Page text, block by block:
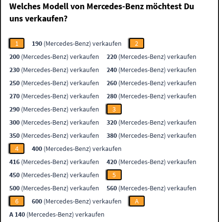
Welches Modell von Mercedes-Benz möchtest Du
uns verkaufen?
1 190 (Mercedes-Benz) verkaufen
2
200 (Mercedes-Benz) verkaufen 220 (Mercedes-Benz) verkaufen
230 (Mercedes-Benz) verkaufen 240 (Mercedes-Benz) verkaufen
250 (Mercedes-Benz) verkaufen 260 (Mercedes-Benz) verkaufen
270 (Mercedes-Benz) verkaufen 280 (Mercedes-Benz) verkaufen
290 (Mercedes-Benz) verkaufen
3
300 (Mercedes-Benz) verkaufen 320 (Mercedes-Benz) verkaufen
350 (Mercedes-Benz) verkaufen 380 (Mercedes-Benz) verkaufen
4
400 (Mercedes-Benz) verkaufen
416 (Mercedes-Benz) verkaufen 420 (Mercedes-Benz) verkaufen
450 (Mercedes-Benz) verkaufen
5
500 (Mercedes-Benz) verkaufen 560 (Mercedes-Benz) verkaufen
6
600 (Mercedes-Benz) verkaufen
A
A 140 (Mercedes-Benz) verkaufen